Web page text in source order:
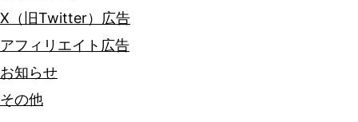
X（旧Twitter）広告
アフィリエイト広告
お知らせ
その他